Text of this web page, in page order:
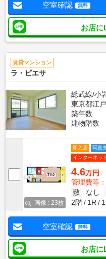
空室確認 無料
お店に
賃貸マンション
ラ・ピエサ
総武線/小
東京都江
築年数
建物階数
画像 : 23枚
即入居 写真
インターネッ
4.6万円
管理費等
敷
なし
2階
1R
空室確認 無料
お店に